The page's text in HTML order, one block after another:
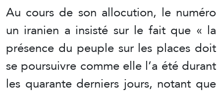
Au cours de son allocution, le numéro
un iranien a insisté sur le fait que « la
présence du peuple sur les places doit
se poursuivre comme elle l’a été durant
les quarante derniers jours, notant que